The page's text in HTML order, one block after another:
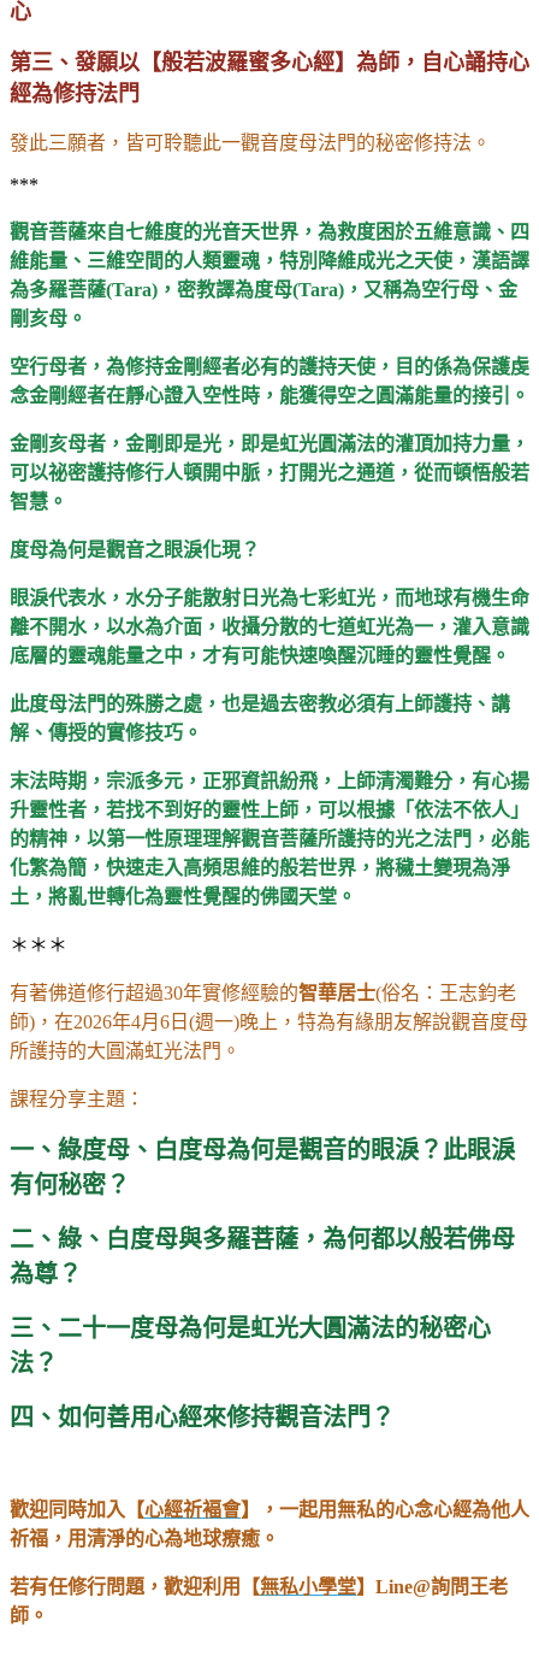
心
第三、發願以【般若波羅蜜多心經】為師，自心誦持心
經為修持法門
發此三願者，皆可聆聽此一觀音度母法門的秘密修持法。
***
觀音菩薩來自七維度的光音天世界，為救度困於五維意識、四
維能量、三維空間的人類靈魂，特別降維成光之天使，漢語譯
為多羅菩薩(Tara)，密教譯為度母(Tara)，又稱為空行母、金
剛亥母。
空行母者，為修持金剛經者必有的護持天使，目的係為保護虔
念金剛經者在靜心證入空性時，能獲得空之圓滿能量的接引。
金剛亥母者，金剛即是光，即是虹光圓滿法的灌頂加持力量，
可以祕密護持修行人頓開中脈，打開光之通道，從而頓悟般若
智慧。
度母為何是觀音之眼淚化現？
眼淚代表水，水分子能散射日光為七彩虹光，而地球有機生命
離不開水，以水為介面，收攝分散的七道虹光為一，灌入意識
底層的靈魂能量之中，才有可能快速喚醒沉睡的靈性覺醒。
此度母法門的殊勝之處，也是過去密教必須有上師護持、講
解、傳授的實修技巧。
末法時期，宗派多元，正邪資訊紛飛，上師清濁難分，有心揚
升靈性者，若找不到好的靈性上師，可以根據「依法不依人」
的精神，以第一性原理理解觀音菩薩所護持的光之法門，必能
化繁為簡，快速走入高頻思維的般若世界，將穢土變現為淨
土，將亂世轉化為靈性覺醒的佛國天堂。
＊＊＊
有著佛道修行超過30年實修經驗的智華居士(俗名：王志鈞老
師)，在2026年4月6日(週一)晚上，特為有緣朋友解說觀音度母
所護持的大圓滿虹光法門。
課程分享主題：
一、綠度母、白度母為何是觀音的眼淚？此眼淚
有何秘密？
二、綠、白度母與多羅菩薩，為何都以般若佛母
為尊？
三、二十一度母為何是虹光大圓滿法的秘密心
法？
四、如何善用心經來修持觀音法門？
歡迎同時加入【心經祈褔會】，一起用無私的心念心經為他人
祈福，用清淨的心為地球療癒。
若有任修行問題，歡迎利用【無私小學堂】Line@詢問王老
師。